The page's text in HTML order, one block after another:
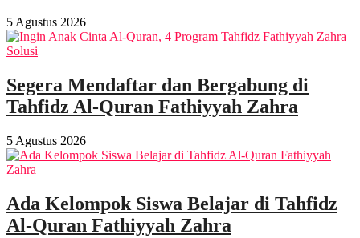
5 Agustus 2026
Segera Mendaftar dan Bergabung di
Tahfidz Al-Quran Fathiyyah Zahra
5 Agustus 2026
Ada Kelompok Siswa Belajar di Tahfidz
Al-Quran Fathiyyah Zahra